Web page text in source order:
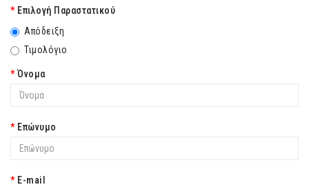
Επιλογή Παραστατικού
Απόδειξη
Τιμολόγιο
Όνομα
Επώνυμο
E-mail